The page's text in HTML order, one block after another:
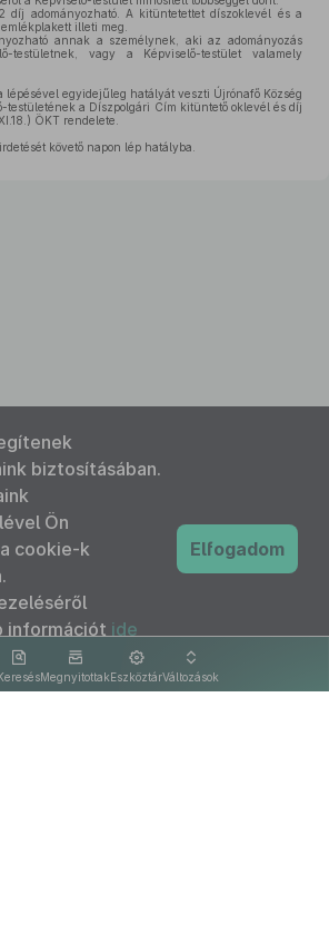
díj adományozható. A kitüntetettet díszoklevél és a
illeti meg.
annak a személynek, aki az adományozás
testületnek, vagy a Képviselő-testület valamely
lépésével egyidejűleg hatályát veszti Újrónafő Község
testületének a Díszpolgári Cím kitüntető oklevél és díj
ÖKT rendelete.
követő napon lép hatályba.
MegnyitottakEszköztárVáltozások
biztosításában.
Ön
cookie-k
információt ide
Elfogadom